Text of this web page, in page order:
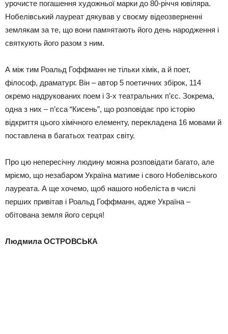
урочисте погашення художньої марки до 80-річчя ювіляра.
Нобелівський лауреат дякував у своєму відеозверненні
землякам за те, що вони пам»ятають його день народження і
святкують його разом з ним.
А між тим Роальд Гоффманн не тільки хімік, а й поет,
філософ, драматург. Він – автор 5 поетичних збірок, 114
окремо надрукованих поем і 3-х театральних п’єс. Зокрема,
одна з них – п’єса “Кисень”, що розповідає про історію
відкриття цього хімічного елементу, перекладена 16 мовами й
поставлена в багатьох театрах світу.
Про цю непересічну людину можна розповідати багато, але
мріємо, що незабаром Україна матиме і свого Нобелівського
лауреата. А ще хочемо, щоб нашого нобеліста в числі
перших привітав і Роальд Гоффманн, адже Україна –
обітована земля його серця!
Людмила ОСТРОВСЬКА